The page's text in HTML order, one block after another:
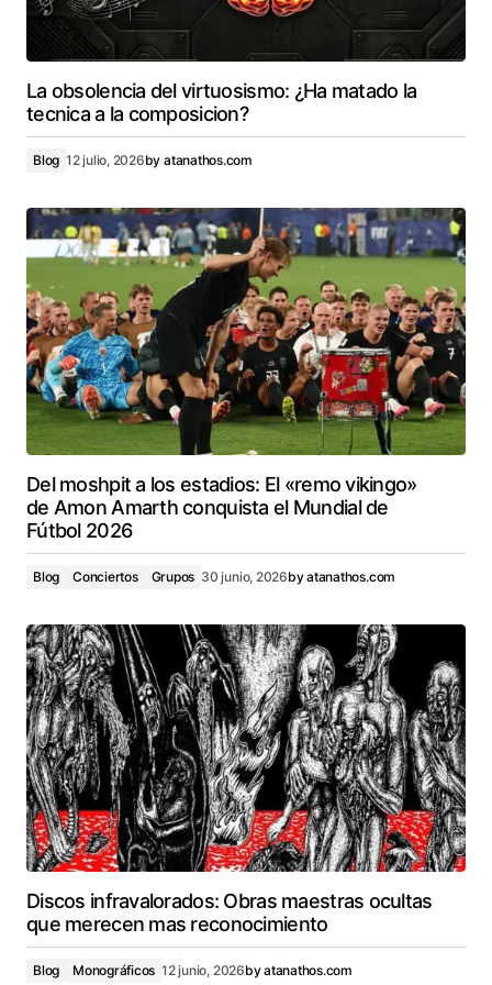
La obsolencia del virtuosismo: ¿Ha matado la
tecnica a la composicion?
Blog 12 julio, 2026by atanathos.com
Del moshpit a los estadios: El «remo vikingo»
de Amon Amarth conquista el Mundial de
Fútbol 2026
Blog Conciertos Grupos 30 junio, 2026byatanathos.com
Discos infravalorados: Obras maestras ocultas
que merecen mas reconocimiento
Blog Monográficos 12 junio, 2026byatanathos.com